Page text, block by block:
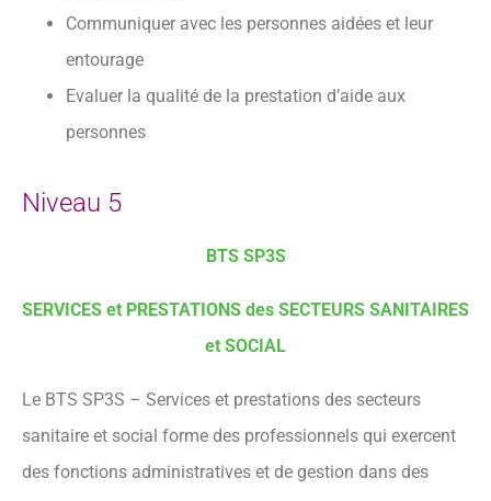
Communiquer avec les personnes aidées et leur
entourage
Evaluer la qualité de la prestation d’aide aux
personnes
Niveau 5
BTS SP3S
SERVICES et PRESTATIONS des SECTEURS SANITAIRES
et SOCIAL
Le BTS SP3S – Services et prestations des secteurs
sanitaire et social forme des professionnels qui exercent
des fonctions administratives et de gestion dans des